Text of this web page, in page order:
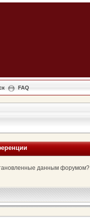
FAQ
данным форумом?